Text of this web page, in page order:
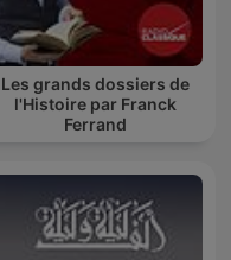
Les grands dossiers de
l'Histoire par Franck
Ferrand